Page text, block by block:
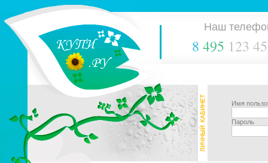
Наш
8 495 123
Имя
Пароль